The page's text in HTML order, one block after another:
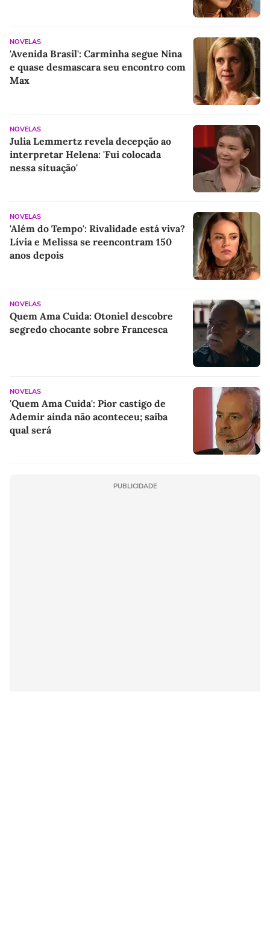
NOVELAS
'Avenida Brasil': Carminha segue Nina
e quase desmascara seu encontro com
Max
NOVELAS
Julia Lemmertz revela decepção ao
interpretar Helena: 'Fui colocada
nessa situação'
NOVELAS
'Além do Tempo': Rivalidade está viva?
Lívia e Melissa se reencontram 150
anos depois
NOVELAS
Quem Ama Cuida: Otoniel descobre
segredo chocante sobre Francesca
NOVELAS
'Quem Ama Cuida': Pior castigo de
Ademir ainda não aconteceu; saiba
qual será
PUBLICIDADE